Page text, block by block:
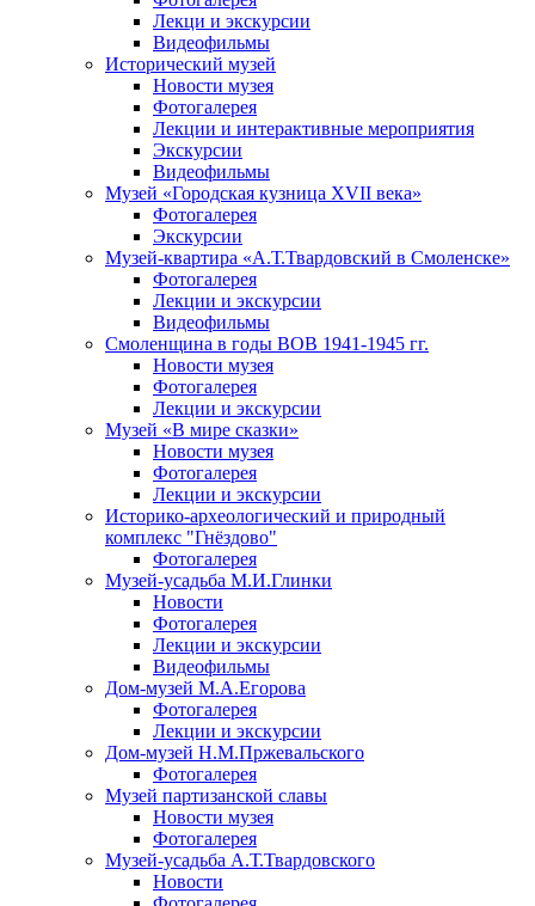
Лекци и экскурсии
Видеофильмы
Исторический музей
Новости музея
Фотогалерея
Лекции и интерактивные мероприятия
Экскурсии
Видеофильмы
Музей «Городская кузница XVII века»
Фотогалерея
Экскурсии
Музей-квартира «А.Т.Твардовский в Смоленске»
Фотогалерея
Лекции и экскурсии
Видеофильмы
Смоленщина в годы ВОВ 1941-1945 гг.
Новости музея
Фотогалерея
Лекции и экскурсии
Музей «В мире сказки»
Новости музея
Фотогалерея
Лекции и экскурсии
Историко-археологический и природный
комплекс "Гнёздово"
Фотогалерея
Музей-усадьба М.И.Глинки
Новости
Фотогалерея
Лекции и экскурсии
Видеофильмы
Дом-музей М.А.Егорова
Фотогалерея
Лекции и экскурсии
Дом-музей Н.М.Пржевальского
Фотогалерея
Музей партизанской славы
Новости музея
Фотогалерея
Музей-усадьба А.Т.Твардовского
Новости